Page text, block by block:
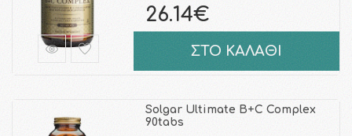
26.14€
ΣΤΟ ΚΑΛΑΘΙ
Solgar Ultimate B+C Complex
90tabs